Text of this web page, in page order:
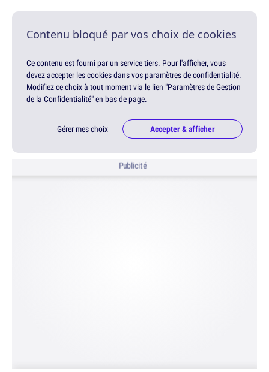
Contenu bloqué par vos choix de cookies
Ce contenu est fourni par un service tiers. Pour l'afficher, vous
devez accepter les cookies dans vos paramètres de confidentialité.
Modifiez ce choix à tout moment via le lien "Paramètres de Gestion
de la Confidentialité" en bas de page.
Gérer mes choix Accepter & afficher
Publicité